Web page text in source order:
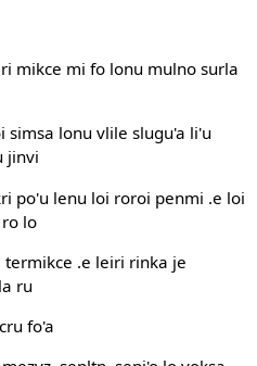
mikce mi fo lonu mulno surla
simsa lonu vlile slugu'a li'u
jinvi
po'u lenu loi roroi penmi .e loi
lo
.e leiri rinka je
ru
fo'a